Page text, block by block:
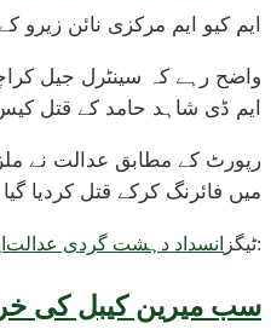
سب میرین کیبل کی
ایم کیو ایم مرکزی نائن زیرو کے سیکیورٹی
واضح رہے کہ سینٹرل جیل
ایم ڈی شاہد حامد کے قتل کیس
میں فائرنگ کرکے قتل کردیا گیا
ٹیگز: انسداد دہشت گردی عدالت